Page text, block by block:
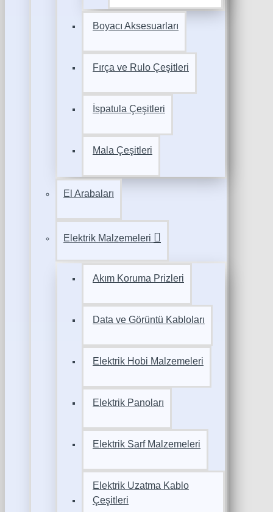
Boyacı Aksesuarları
Fırça ve Rulo Çeşitleri
İspatula Çeşitleri
Mala Çeşitleri
El Arabaları
Elektrik Malzemeleri
Akım Koruma Prizleri
Data ve Görüntü Kabloları
Elektrik Hobi Malzemeleri
Elektrik Panoları
Elektrik Sarf Malzemeleri
Elektrik Uzatma Kablo
Çeşitleri